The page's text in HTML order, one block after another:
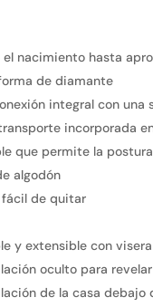
nacimiento hasta
de diamante
integral con una
incorporada
que permite la
algodón
fácil de quitar
y extensible con visera
oculto para
de la casa debajo